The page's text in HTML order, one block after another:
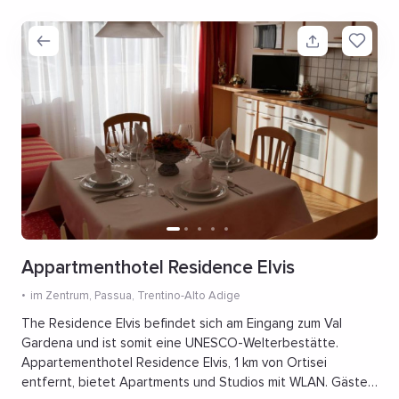
Appartmenthotel Residence Elvis
im Zentrum, Passua, Trentino-Alto Adige
The Residence Elvis befindet sich am Eingang zum Val
Gardena und ist somit eine UNESCO-Welterbestätte.
Appartementhotel Residence Elvis, 1 km von Ortisei
entfernt, bietet Apartments und Studios mit WLAN. Gäste